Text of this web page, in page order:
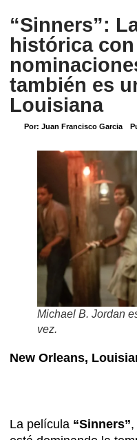
“Sinners”:
histórica con
también es
Louisiana
Por: Juan Francisco Garcia
Michael B. Jordan
vez.
New Orleans,
La película “Sinners”